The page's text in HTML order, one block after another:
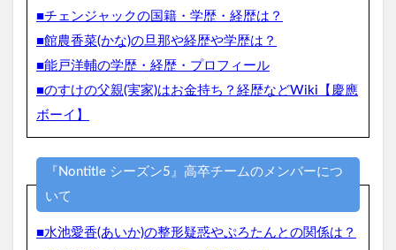
■チェンジャックの国籍・学歴・経歴は？
■館農香菜(かな)の旦那や経歴や学歴は？
■能戸洋輔の学歴・経歴・プロフィール
■のすけの父親(実家)はお金持ち？経歴などWiki【慶應
ボーイ】
『Nontitle シーズン5』高卒チームのメンバーにつ
いて
■水池愛香(あいか)の整形疑惑やぷろたんとの関係は？